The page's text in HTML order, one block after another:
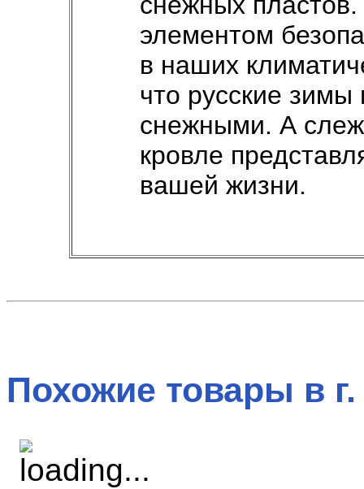
элементом
в наших
что русские зимы
снежными. А
кровле
вашей жизни.
Похожие товары в